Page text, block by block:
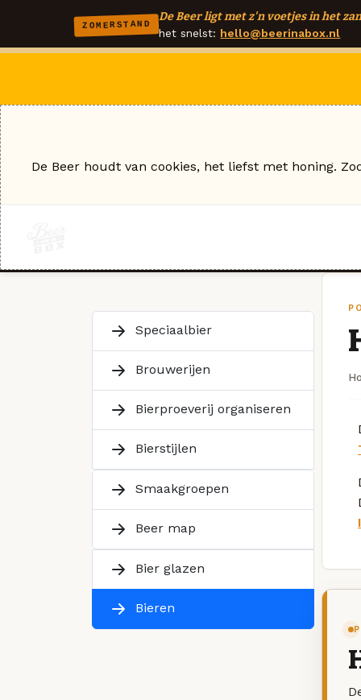
ZOMERSTAND
De Beer ligt met z'n voetjes in het
het snelst: hello@beerinabox.nl
Speciaalbier
Brouwerijen
Bierproeverij organiseren
Bierstijlen
Smaakgroepen
Beer map
Bier glazen
Bieren
De Beer houdt van cookies, het liefst met honing.